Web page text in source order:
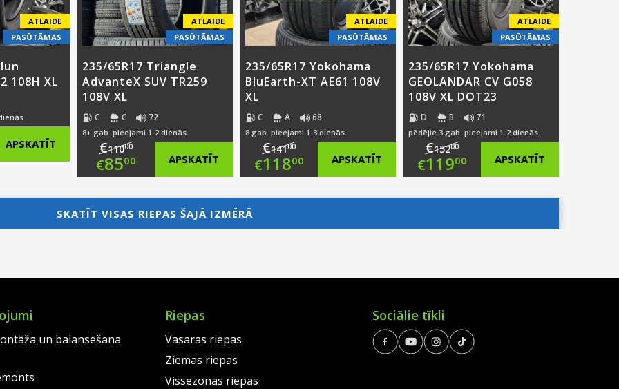
ATLAIDE
PASŪTĀMAS
108H XL
APSKATĪT
ATLAIDE
PASŪTĀMAS
235/65R17 Triangle
AdvanteX SUV TR259
108V XL
C C 72
8+ gab. pieejami 1-2 dienās
€11000
Original
was:
€8500
price
APSKATĪT
ATLAIDE
PASŪTĀMAS
235/65R17 Yokohama
BluEarth-XT AE61 108V
XL
C A 68
8 gab. pieejami 1-3 dienās
€14100
Original
€11800 APSKATĪT
ATLAIDE
PASŪTĀMAS
235/65R17 Yokohama
GEOLANDAR CV G058
108V XL DOT23
D B 71
pēdējie 3 gab. pieejami 1-2 dienās
€15200
Original
€11900 APSKATĪT
SKATĪT VISAS RIEPAS ŠAJĀ IZMĒRĀ
un balansēšana
Riepas
Vasaras riepas
Ziemas riepas
Vissezonas riepas
Sociālie tīkli